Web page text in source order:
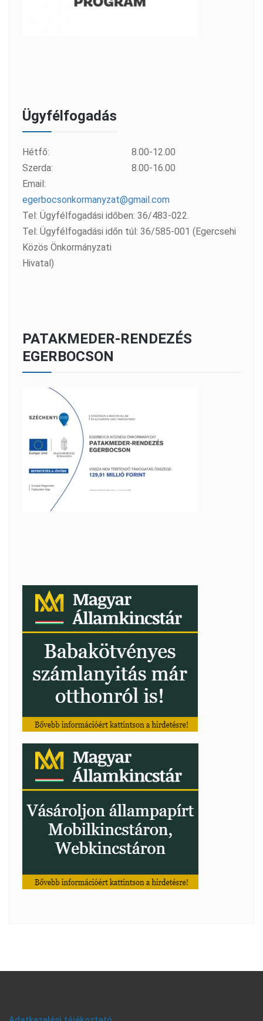
Ügyfélfogadás
Hétfő:
8.00-12.00
Szerda:
8.00-16.00
Email:
egerbocsonkormanyzat@gmail.com
Tel: Ügyfélfogadási időben: 36/483-022.
Tel: Ügyfélfogadási időn túl: 36/585-001 (Egercsehi
Közös Önkormányzati
Hivatal)
PATAKMEDER-RENDEZÉS
EGERBOCSON